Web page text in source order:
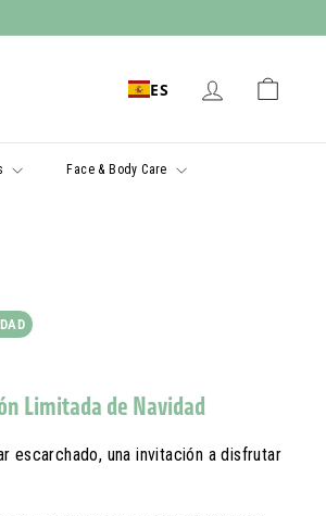
ES
Face & Body Care
Limitada de Navidad
escarchado, una invitación a disfrutar